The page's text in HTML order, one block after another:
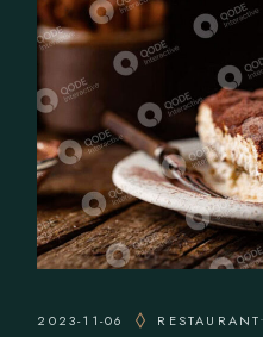
2023-11-06 RESTAURANT